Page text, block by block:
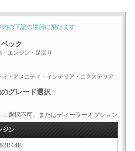
内の下記の場所に飛びます
ック
・エンジン・足回り
ィ・アメニティ・インテリア・エクステリア
グレード選択
択不可、またはディーラーオプション
ジン